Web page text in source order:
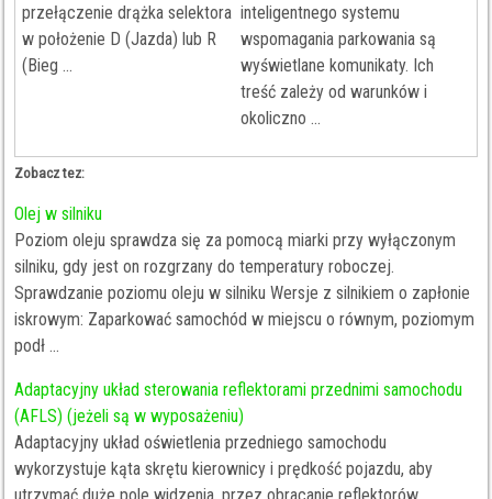
przełączenie drążka selektora
w położenie D (Jazda) lub R
(Bieg ...
inteligentnego systemu
wspomagania parkowania są
wyświetlane komunikaty. Ich
treść zależy od warunków i
okoliczno ...
Zobacz tez:
Olej w silniku
Poziom oleju sprawdza się za pomocą miarki przy wyłączonym
silniku, gdy jest on rozgrzany do temperatury roboczej.
Sprawdzanie poziomu oleju w silniku Wersje z silnikiem o zapłonie
iskrowym: Zaparkować samochód w miejscu o równym, poziomym
podł ...
Adaptacyjny układ sterowania reflektorami przednimi samochodu
(AFLS) (jeżeli są w wyposażeniu)
Adaptacyjny układ oświetlenia przedniego samochodu
wykorzystuje kąta skrętu kierownicy i prędkość pojazdu, aby